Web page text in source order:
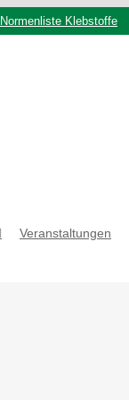
Normenliste Klebstoffe
Veranstaltungen